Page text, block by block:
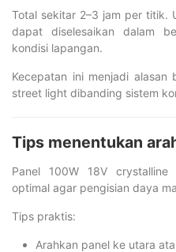
Total sekitar 2–3 jam per titik.
dapat diselesaikan dalam
kondisi lapangan.
Kecepatan ini menjadi alasan
street light dibanding sistem
Tips menentukan
Panel 100W 18V
optimal agar pengisian daya
Tips praktis:
Arahkan panel ke utara